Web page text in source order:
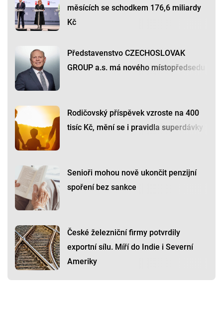
měsících se schodkem 176,6 miliardy
Kč
Představenstvo CZECHOSLOVAK
GROUP a.s. má nového místopředsedu
Rodičovský příspěvek vzroste na 400
tisíc Kč, mění se i pravidla superdávky
Senioři mohou nově ukončit penzijní
spoření bez sankce
České železniční firmy potvrdily
exportní sílu. Míří do Indie i Severní
Ameriky